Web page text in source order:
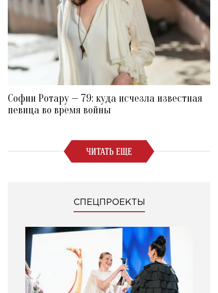
Софии Ротару — 79: куда исчезла известная
певица во время войны
ЧИТАТЬ ЕЩЕ
СПЕЦПРОЕКТЫ